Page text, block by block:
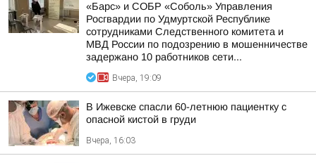
«Барс» и СОБР «Соболь» Управления
Росгвардии по Удмуртской Республике
сотрудниками Следственного комитета и
МВД России по подозрению в мошенничестве
задержано 10 работников сети...
Вчера, 19:09
В Ижевске спасли 60-летнюю пациентку с
опасной кистой в груди
Вчера, 16:03